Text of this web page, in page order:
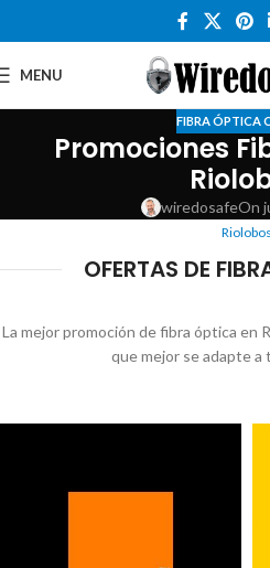
MENU
FIBRA ÓPTICA
Promociones
wiredosafeOn
Riolobos
OFERTAS DE
La mejor promoción de fibra óptica en
que mejor se adapte a